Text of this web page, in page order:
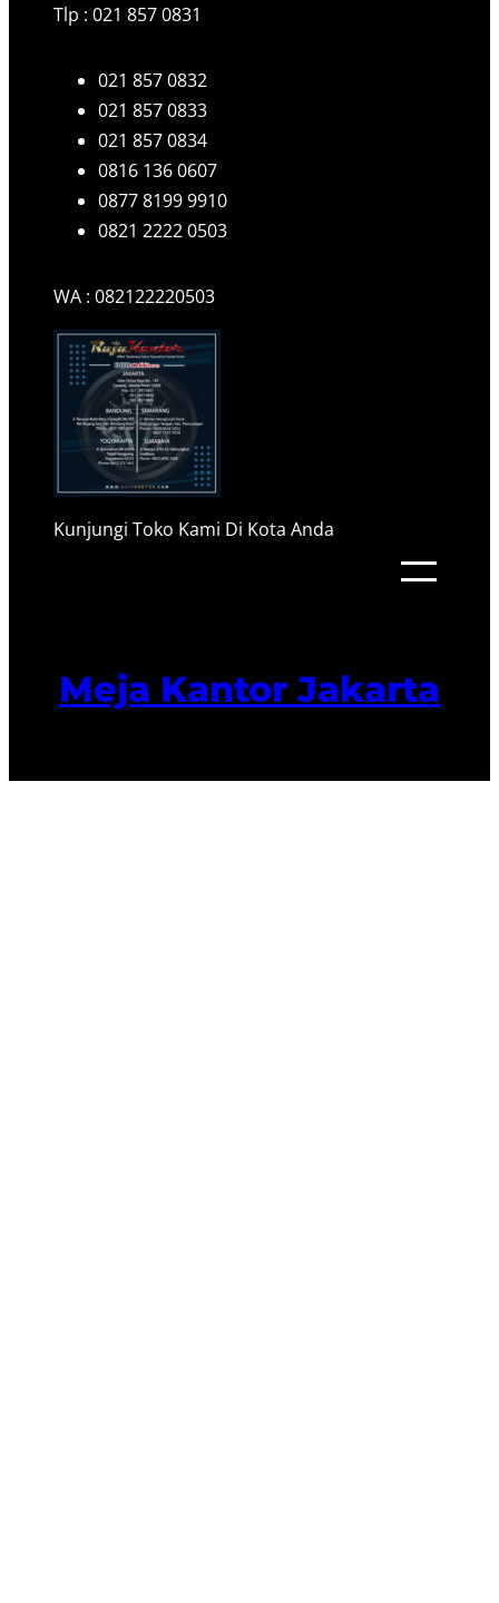
Tlp : 021 857 0831
021 857 0832
021 857 0833
021 857 0834
0816 136 0607
0877 8199 9910
0821 2222 0503
WA : 082122220503
Kunjungi Toko Kami Di Kota Anda
Meja Kantor Jakarta